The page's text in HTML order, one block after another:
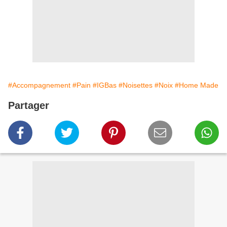
#Accompagnement #Pain #IGBas #Noisettes #Noix #Home Made
Partager